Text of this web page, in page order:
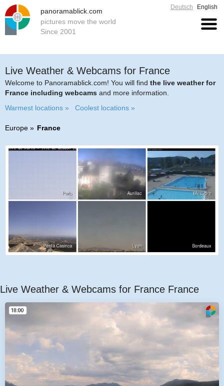
panoramablick.com
pictures move the world
Since 2001
Deutsch English
Live Weather & Webcams for France
Welcome to Panoramablick.com! You will find the live weather for
France including webcams and more information.
Warmest locations »
Coolest locations »
Europe France
Live Weather & Webcams for France France